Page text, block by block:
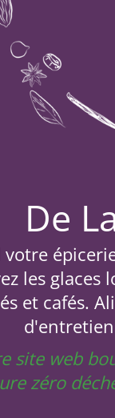
De
les glaces
et cafés.
site web
zéro